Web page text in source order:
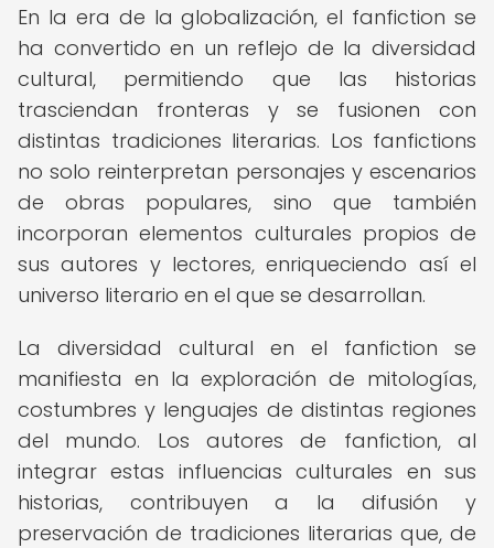
En la era de la globalización, el fanfiction se
ha convertido en un reflejo de la diversidad
cultural, permitiendo que las historias
trasciendan fronteras y se fusionen con
distintas tradiciones literarias. Los fanfictions
no solo reinterpretan personajes y escenarios
de obras populares, sino que también
incorporan elementos culturales propios de
sus autores y lectores, enriqueciendo así el
universo literario en el que se desarrollan.
La diversidad cultural en el fanfiction se
manifiesta en la exploración de mitologías,
costumbres y lenguajes de distintas regiones
del mundo. Los autores de fanfiction, al
integrar estas influencias culturales en sus
historias, contribuyen a la difusión y
preservación de tradiciones literarias que, de